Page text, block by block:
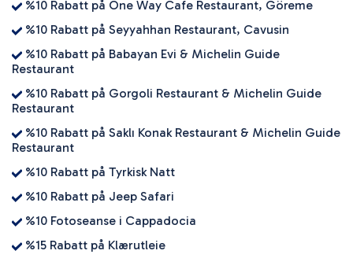
%10 Rabatt på One Way Cafe Restaurant, Göreme
%10 Rabatt på Seyyahhan Restaurant, Cavusin
%10 Rabatt på Babayan Evi & Michelin Guide
Restaurant
%10 Rabatt på Gorgoli Restaurant & Michelin Guide
Restaurant
%10 Rabatt på Saklı Konak Restaurant & Michelin Guide
Restaurant
%10 Rabatt på Tyrkisk Natt
%10 Rabatt på Jeep Safari
%10 Fotoseanse i Cappadocia
%15 Rabatt på Klærutleie